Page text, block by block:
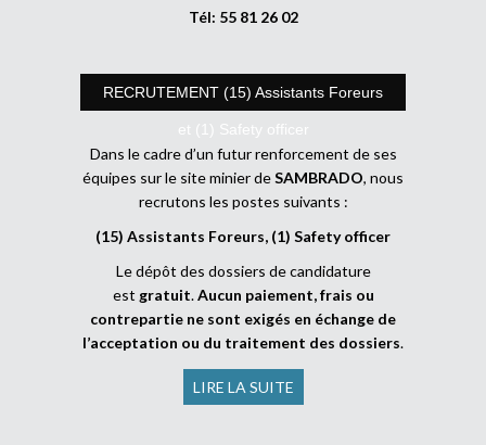
Tél: 55 81 26 02
RECRUTEMENT (15) Assistants Foreurs
et (1) Safety officer
Dans le cadre d’un futur renforcement de ses
équipes sur le site minier deSAMBRADO, nous
recrutons les postes suivants :
(15) Assistants Foreurs, (1) Safety officer
Le dépôt des dossiers de candidature
est gratuit.Aucun paiement, frais ou
contrepartie ne sont exigés en échange de
l’acceptation ou du traitement des dossiers.
LIRE LA SUITE